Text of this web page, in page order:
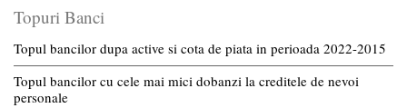
Topuri Banci
Topul bancilor dupa active si cota de piata in perioada 2022-2015
Topul bancilor cu cele mai mici dobanzi la creditele de nevoi
personale